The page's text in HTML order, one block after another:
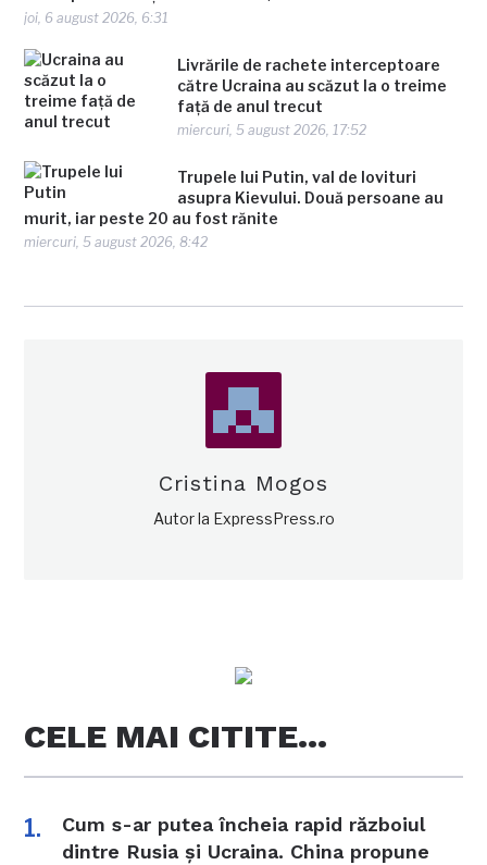
joi, 6 august 2026, 6:31
Livrările de rachete interceptoare
către Ucraina au scăzut la o treime
față de anul trecut
miercuri, 5 august 2026, 17:52
Trupele lui Putin, val de lovituri
asupra Kievului. Două persoane au
murit, iar peste 20 au fost rănite
miercuri, 5 august 2026, 8:42
Cristina Mogos
Autor la ExpressPress.ro
CELE MAI CITITE…
Cum s-ar putea încheia rapid războiul
dintre Rusia și Ucraina. China propune